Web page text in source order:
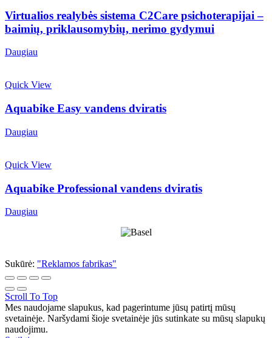
Virtualios realybės sistema C2Care psichoterapijai –
baimių, priklausomybių, nerimo gydymui
Daugiau
Quick View
Aquabike Easy vandens dviratis
Daugiau
Quick View
Aquabike Professional vandens dviratis
Daugiau
Sukūrė: "Reklamos fabrikas"
Scroll To Top
Mes naudojame slapukus, kad pagerintume jūsų patirtį mūsų
svetainėje. Naršydami šioje svetainėje jūs sutinkate su mūsų slapukų
naudojimu.